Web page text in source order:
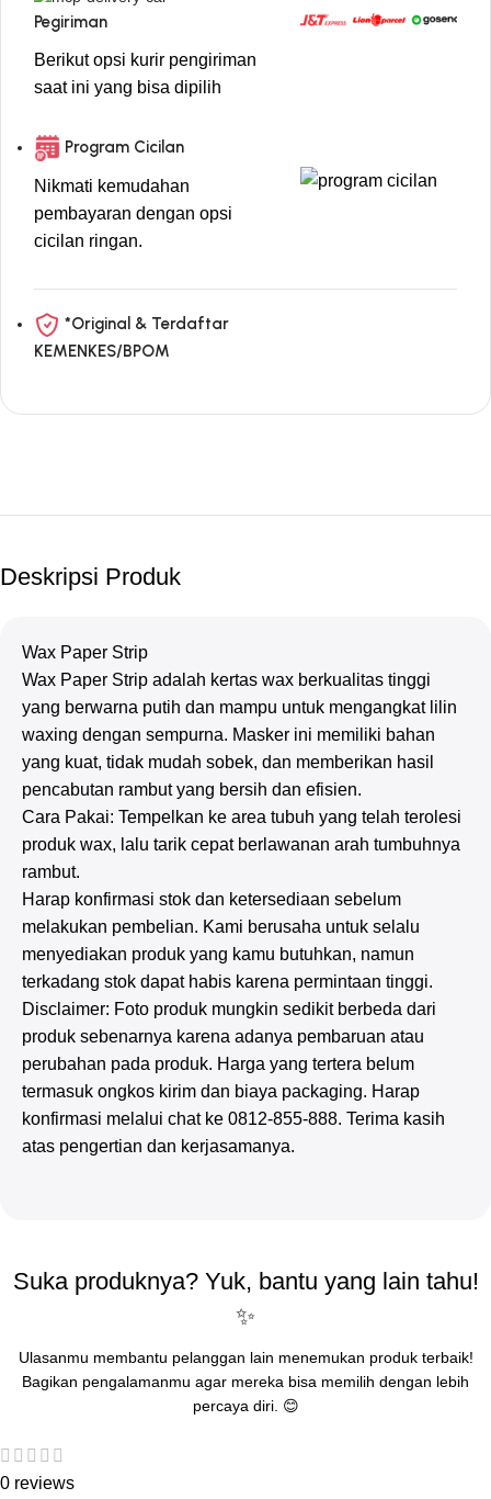
Pegiriman
Berikut opsi kurir pengiriman
saat ini yang bisa dipilih
Program Cicilan
Nikmati kemudahan
pembayaran dengan opsi
cicilan ringan.
*Original & Terdaftar
KEMENKES/BPOM
Deskripsi Produk
Wax Paper Strip
Wax Paper Strip adalah kertas wax berkualitas tinggi
yang berwarna putih dan mampu untuk mengangkat lilin
waxing dengan sempurna. Masker ini memiliki bahan
yang kuat, tidak mudah sobek, dan memberikan hasil
pencabutan rambut yang bersih dan efisien.
Cara Pakai: Tempelkan ke area tubuh yang telah terolesi
produk wax, lalu tarik cepat berlawanan arah tumbuhnya
rambut.
Harap konfirmasi stok dan ketersediaan sebelum
melakukan pembelian. Kami berusaha untuk selalu
menyediakan produk yang kamu butuhkan, namun
terkadang stok dapat habis karena permintaan tinggi.
Disclaimer: Foto produk mungkin sedikit berbeda dari
produk sebenarnya karena adanya pembaruan atau
perubahan pada produk. Harga yang tertera belum
termasuk ongkos kirim dan biaya packaging. Harap
konfirmasi melalui chat ke 0812-855-888. Terima kasih
atas pengertian dan kerjasamanya.
Suka produknya? Yuk, bantu yang lain tahu!
✨
Ulasanmu membantu pelanggan lain menemukan produk terbaik!
Bagikan pengalamanmu agar mereka bisa memilih dengan lebih
percaya diri. 😊
0 reviews